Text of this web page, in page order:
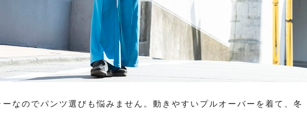
なのでパンツ選びも悩みません。動きやすいプルオーバーを着て、冬